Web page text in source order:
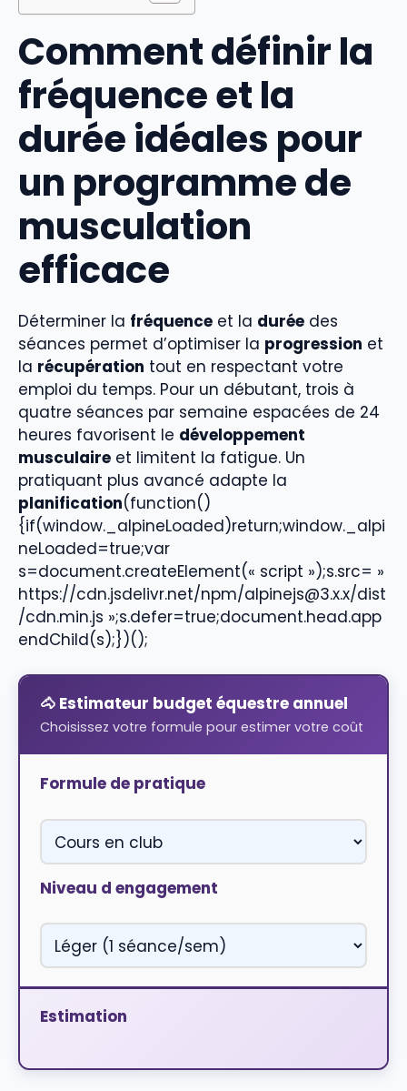
Comment définir la
fréquence et la
durée idéales pour
un programme de
musculation
efficace
Déterminer la fréquence et la durée des
séances permet d’optimiser la progression et
la récupération tout en respectant votre
emploi du temps. Pour un débutant, trois à
quatre séances par semaine espacées de 24
heures favorisent le développement
musculaire et limitent la fatigue. Un
pratiquant plus avancé adapte la
planification(function()
{if(window._alpineLoaded)return;window._alpi
neLoaded=true;var
s=document.createElement(« script »);s.src= »
https://cdn.jsdelivr.net/npm/alpinejs@3.x.x/dist
/cdn.min.js »;s.defer=true;document.head.app
endChild(s);})();
🐴 Estimateur budget équestre annuel
Choisissez votre formule pour estimer votre coût
Formule de pratique
Niveau d engagement
Estimation